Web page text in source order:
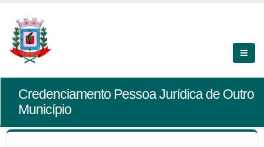
Credenciamento Pessoa Jurídica de Outro
Município